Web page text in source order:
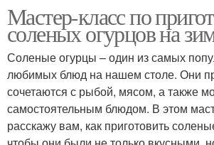
Мастер-класс по
соленых огурцов на
Соленые огурцы – один из самых
любимых блюд на нашем столе. Они
сочетаются с рыбой, мясом, а также
самостоятельным блюдом. В этом
расскажу вам, как приготовить